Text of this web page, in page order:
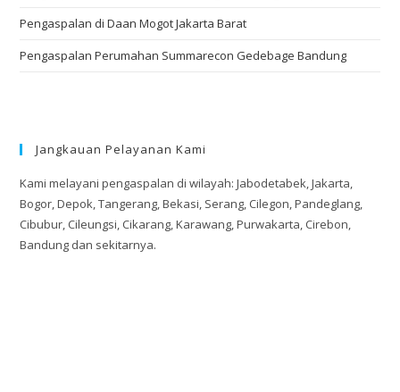
Pengaspalan di Daan Mogot Jakarta Barat
Pengaspalan Perumahan Summarecon Gedebage Bandung
Jangkauan Pelayanan Kami
Kami melayani pengaspalan di wilayah: Jabodetabek, Jakarta,
Bogor, Depok, Tangerang, Bekasi, Serang, Cilegon, Pandeglang,
Cibubur, Cileungsi, Cikarang, Karawang, Purwakarta, Cirebon,
Bandung dan sekitarnya.